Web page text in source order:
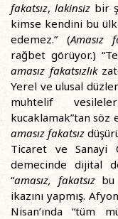
fakatsız, lakinsizbir
kimse kendini bu
edemez.” (Amasız
rağbet görüyor.)
amasız fakatsızlık
Yerel ve ulusal
muhtelif
kucaklamak”tan söz
amasız fakatsız
Ticaret ve Sanayi
demecinde dijital
“amasız, fakatsızbu
ikazını yapmış.
Nisan’ında “tüm